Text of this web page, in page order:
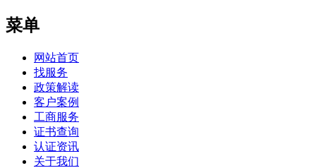
菜单
网站首页
找服务
政策解读
客户案例
工商服务
证书查询
认证资讯
关于我们